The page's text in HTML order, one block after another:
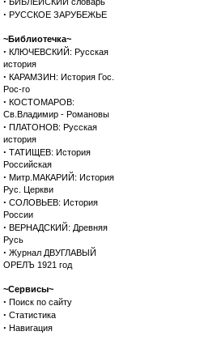
· РУССКОЕ ЗАРУБЕЖЬЕ
~Библиотечка~
· КЛЮЧЕВСКИЙ: Русская
история
· КАРАМЗИН: История Гос.
Рос-го
· КОСТОМАРОВ:
Св.Владимир - Романовы
· ПЛАТОНОВ: Русская
история
· ТАТИЩЕВ: История
Российская
· Митр.МАКАРИЙ: История
Рус. Церкви
· СОЛОВЬЕВ: История
России
· ВЕРНАДСКИЙ: Древняя
Русь
· Журнал ДВУГЛАВЫЙ
ОРЕЛЪ 1921 год
~Сервисы~
· Поиск по сайту
· Статистика
· Навигация